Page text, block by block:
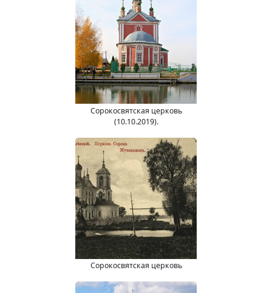
Сорокосвятская церковь
(10.10.2019).
Сорокосвятская церковь